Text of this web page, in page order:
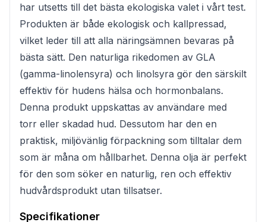
har utsetts till det bästa ekologiska valet i vårt test.
Produkten är både ekologisk och kallpressad,
vilket leder till att alla näringsämnen bevaras på
bästa sätt. Den naturliga rikedomen av GLA
(gamma-linolensyra) och linolsyra gör den särskilt
effektiv för hudens hälsa och hormonbalans.
Denna produkt uppskattas av användare med
torr eller skadad hud. Dessutom har den en
praktisk, miljövänlig förpackning som tilltalar dem
som är måna om hållbarhet. Denna olja är perfekt
för den som söker en naturlig, ren och effektiv
hudvårdsprodukt utan tillsatser.
Specifikationer